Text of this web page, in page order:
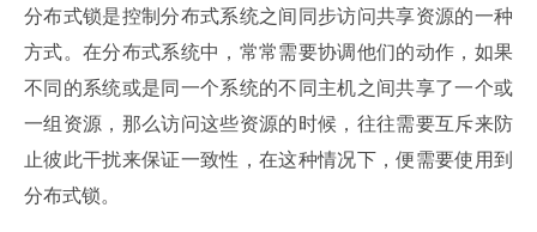
分布式锁是控制分布式系统之间同步访问共享资源的一种
方式。在分布式系统中，常常需要协调他们的动作，如果
不同的系统或是同一个系统的不同主机之间共享了一个或
一组资源，那么访问这些资源的时候，往往需要互斥来防
止彼此干扰来保证一致性，在这种情况下，便需要使用到
分布式锁。